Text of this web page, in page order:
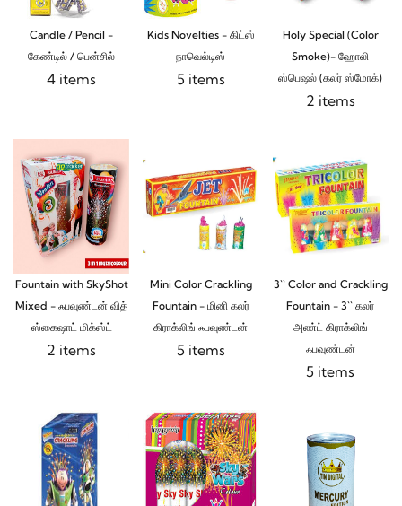
Candle / Pencil -
கேண்டில் / பென்சில்
4 items
Kids Novelties - கிட்ஸ்
நாவெல்டிஸ்
5 items
Holy Special (Color
Smoke)- ஹோலி
ஸ்பெஷல் (கலர் ஸ்மோக்)
2 items
Fountain with SkyShot
Mixed - ஃபவுண்டன் வித்
ஸ்கைஷாட் மிக்ஸ்ட்
2 items
Mini Color Crackling
Fountain - மினி கலர்
கிராக்லிங் ஃபவுண்டன்
5 items
3`` Color and Crackling
Fountain - 3`` கலர்
அண்ட் கிராக்லிங்
ஃபவுண்டன்
5 items